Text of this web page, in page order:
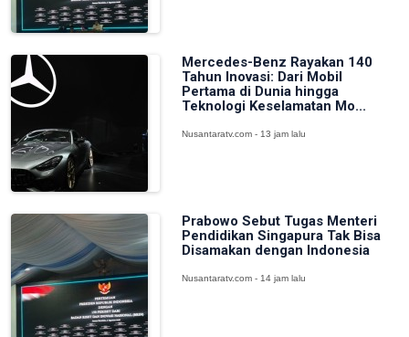
Mercedes-Benz Rayakan 140
Tahun Inovasi: Dari Mobil
Pertama di Dunia hingga
Teknologi Keselamatan Mo...
Nusantaratv.com - 13 jam lalu
Prabowo Sebut Tugas Menteri
Pendidikan Singapura Tak Bisa
Disamakan dengan Indonesia
Nusantaratv.com - 14 jam lalu